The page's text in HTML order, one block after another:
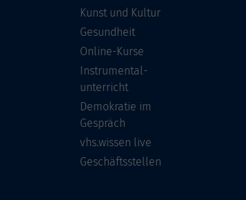
Kunst und Kultur
Gesundheit
Online-Kurse
Instrumental-
unterricht
Demokratie im
Gespräch
vhs.wissen live
Geschäftsstellen